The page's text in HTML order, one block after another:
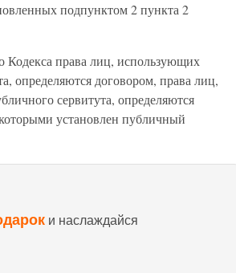
подпунктом 2 пункта 2
Кодекса права лиц, использующих
определяются договором, права лиц,
сервитута, определяются
установлен публичный
и наслаждайся